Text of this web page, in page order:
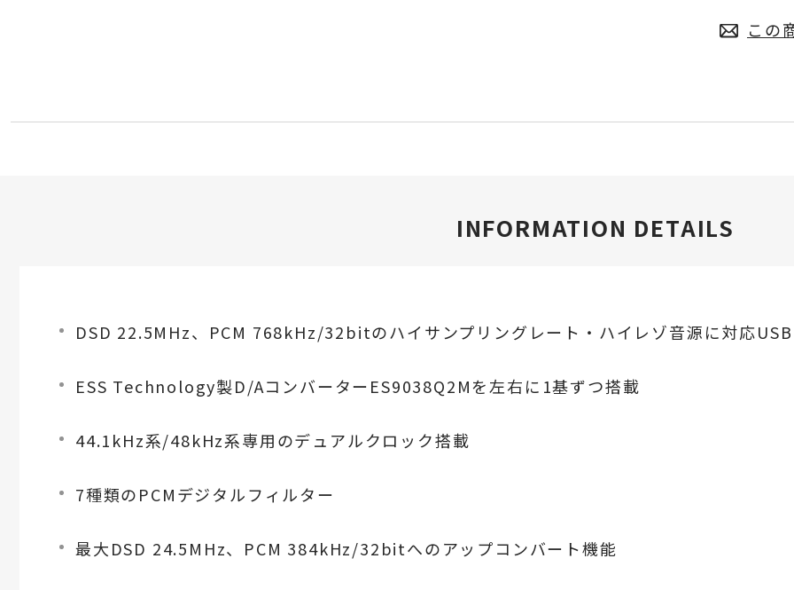
この
INFORMATION DETAILS
DSD 22.5MHz、PCM 768kHz/32bitのハイサンプリングレート・ハイレゾ音源に対応
ESS Technology製D/AコンバーターES9038Q2Mを左右に1基ずつ搭載
44.1kHz系/48kHz系専用のデュアルクロック搭載
7種類のPCMデジタルフィルター
最大DSD 24.5MHz、PCM 384kHz/32bitへのアップコンバート機能